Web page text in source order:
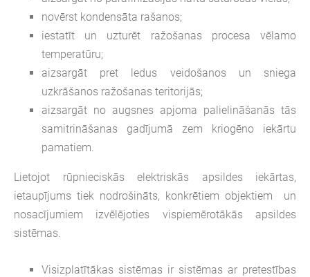
novērst kondensāta rašanos;
iestatīt un uzturēt ražošanas procesa vēlamo
temperatūru;
aizsargāt pret ledus veidošanos un sniega
uzkrāšanos ražošanas teritorijās;
aizsargāt no augsnes apjoma palielināšanās tās
samitrināšanas gadījumā zem kriogēno iekārtu
pamatiem.
Lietojot rūpnieciskās elektriskās apsildes iekārtas,
ietaupījums tiek nodrošināts, konkrētiem objektiem un
nosacījumiem izvēlējoties vispiemērotākās apsildes
sistēmas.
Visizplatītākas sistēmas ir sistēmas ar pretestības